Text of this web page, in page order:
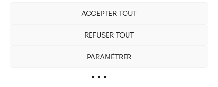
ACCEPTER TOUT
REFUSER TOUT
PARAMÉTRER